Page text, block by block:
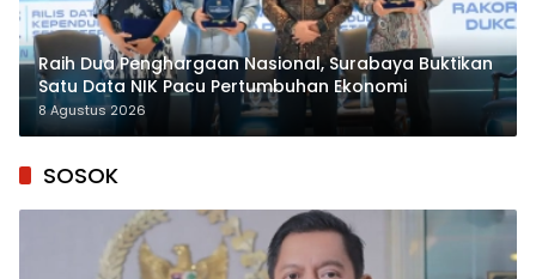
Raih Dua Penghargaan Nasional, Surabaya Buktikan
Satu Data NIK Pacu Pertumbuhan Ekonomi
8 Agustus 2026
SOSOK